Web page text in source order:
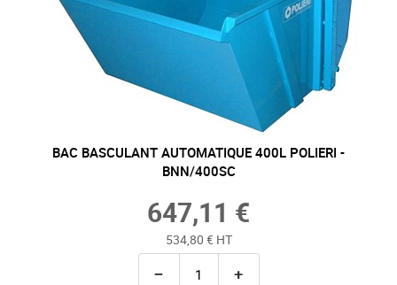
BAC BASCULANT AUTOMATIQUE 400L POLIERI -
BNN/400SC
647,11 €
534,80 € HT
− +